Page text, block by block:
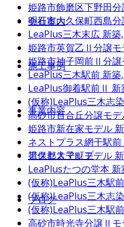
会社案内
施工事例
事業内容
アクセスマップ
ブログ
姫路市飾磨区下野田
明石市大久保町西島
LeaPlus三木末広 新築
姫路市英賀乙Ⅱ分譲モ
姫路市神子岡前Ⅱ分譲
LeaPlus三木駅前 新築
LeaPlus御着駅前Ⅱ 新
(仮称)LeaPlus三木志
高砂市百合丘分譲モデ
姫路市新在家モデル
ネストプラス網干駅前
揖保郡太子町モデル
LeaPlusたつの堂本 新
(仮称)LeaPlus三木駅
(仮称)LeaPlus三木志
(仮称)LeaPlus三木駅
高砂市時光寺分譲Ⅱモ